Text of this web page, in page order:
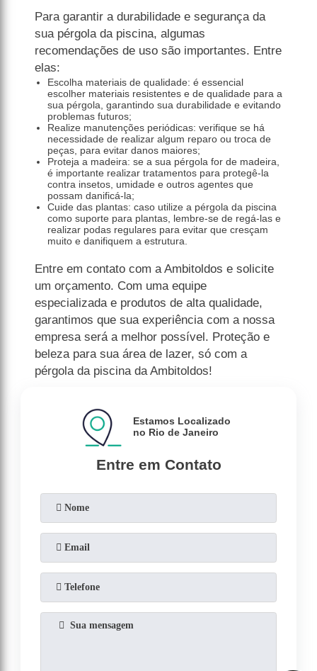
Para garantir a durabilidade e segurança da
sua pérgola da piscina, algumas
recomendações de uso são importantes. Entre
elas:
Escolha materiais de qualidade: é essencial
escolher materiais resistentes e de qualidade para a
sua pérgola, garantindo sua durabilidade e evitando
problemas futuros;
Realize manutenções periódicas: verifique se há
necessidade de realizar algum reparo ou troca de
peças, para evitar danos maiores;
Proteja a madeira: se a sua pérgola for de madeira,
é importante realizar tratamentos para protegê-la
contra insetos, umidade e outros agentes que
possam danificá-la;
Cuide das plantas: caso utilize a pérgola da piscina
como suporte para plantas, lembre-se de regá-las e
realizar podas regulares para evitar que cresçam
muito e danifiquem a estrutura.
Entre em contato com a Ambitoldos e solicite
um orçamento. Com uma equipe
especializada e produtos de alta qualidade,
garantimos que sua experiência com a nossa
empresa será a melhor possível. Proteção e
beleza para sua área de lazer, só com a
pérgola da piscina da Ambitoldos!
Entre em Contato
Estamos Localizado
no Rio de Janeiro